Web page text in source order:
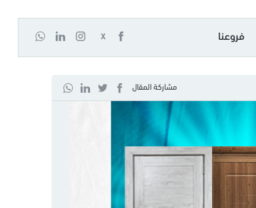
فروعنا X
مشاركة المقال